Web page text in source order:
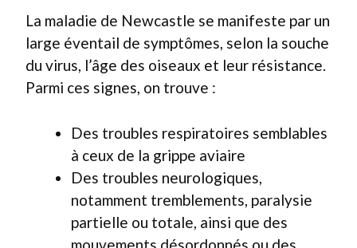
La maladie de Newcastle se manifeste par un
large éventail de symptômes, selon la souche
du virus, l’âge des oiseaux et leur résistance.
Parmi ces signes, on trouve :
Des troubles respiratoires semblables
à ceux de la grippe aviaire
Des troubles neurologiques,
notamment tremblements, paralysie
partielle ou totale, ainsi que des
mouvements désordonnés ou des